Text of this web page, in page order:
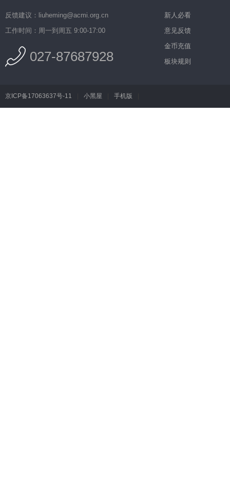
反馈建议：liuheming@acmi.org.cn
工作时间：周一到周五 9:00-17:00
027-87687928
新人必看
意见反馈
金币充值
板块规则
京ICP备17063637号-11 小黑屋 手机版